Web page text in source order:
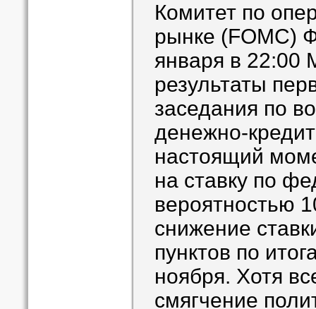
Комитет по
рынке (FOMC)
января в 22:00
результаты
заседания по
денежно-
настоящий
на ставку по
вероятностью
снижение
пунктов по
ноября. Хотя
смягчение